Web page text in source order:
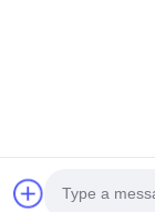
©2026- Wuxi